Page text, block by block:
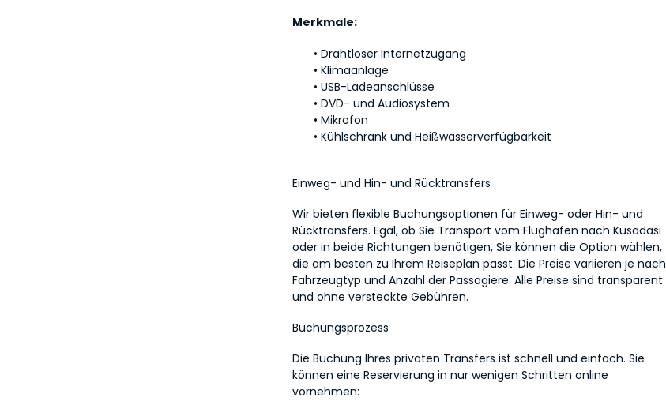
Merkmale:
Drahtloser Internetzugang
Klimaanlage
USB-Ladeanschlüsse
DVD- und Audiosystem
Mikrofon
Kühlschrank und Heißwasserverfügbarkeit
Einweg- und Hin- und Rücktransfers
Wir bieten flexible Buchungsoptionen für Einweg- oder Hin- und
Rücktransfers. Egal, ob Sie Transport vom Flughafen nach Kusadasi
oder in beide Richtungen benötigen, Sie können die Option wählen,
die am besten zu Ihrem Reiseplan passt. Die Preise variieren je nach
Fahrzeugtyp und Anzahl der Passagiere. Alle Preise sind transparent
und ohne versteckte Gebühren.
Buchungsprozess
Die Buchung Ihres privaten Transfers ist schnell und einfach. Sie
können eine Reservierung in nur wenigen Schritten online
vornehmen: